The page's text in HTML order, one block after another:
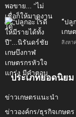
“ปลู
เกษ
สิงหา
ประเภทยอดนิยม
ข่าวเกษตรแนะนำ
ข่าวองค์กร/ธุรกิจเกษตร